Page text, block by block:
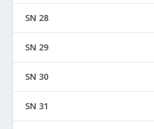
SN 28
SN 29
SN 30
SN 31